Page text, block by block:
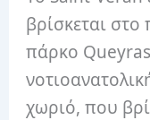
βρίσκεται
πάρκο
χωριό, που